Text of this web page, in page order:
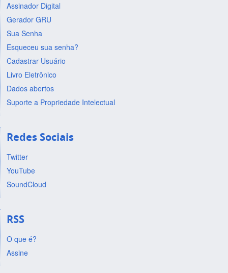
Assinador Digital
Gerador GRU
Sua Senha
Esqueceu sua senha?
Cadastrar Usuário
Livro Eletrônico
Dados abertos
Suporte a Propriedade Intelectual
Redes Sociais
Twitter
YouTube
SoundCloud
RSS
O que é?
Assine